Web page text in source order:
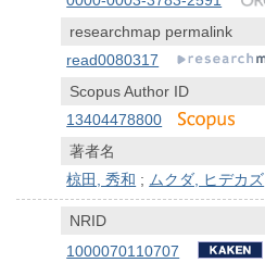
researchmap permalink
read0080317
Scopus Author ID
13404478800
著者名
椋田, 秀和 ; ムクダ, ヒデカズ
NRID
1000070110707